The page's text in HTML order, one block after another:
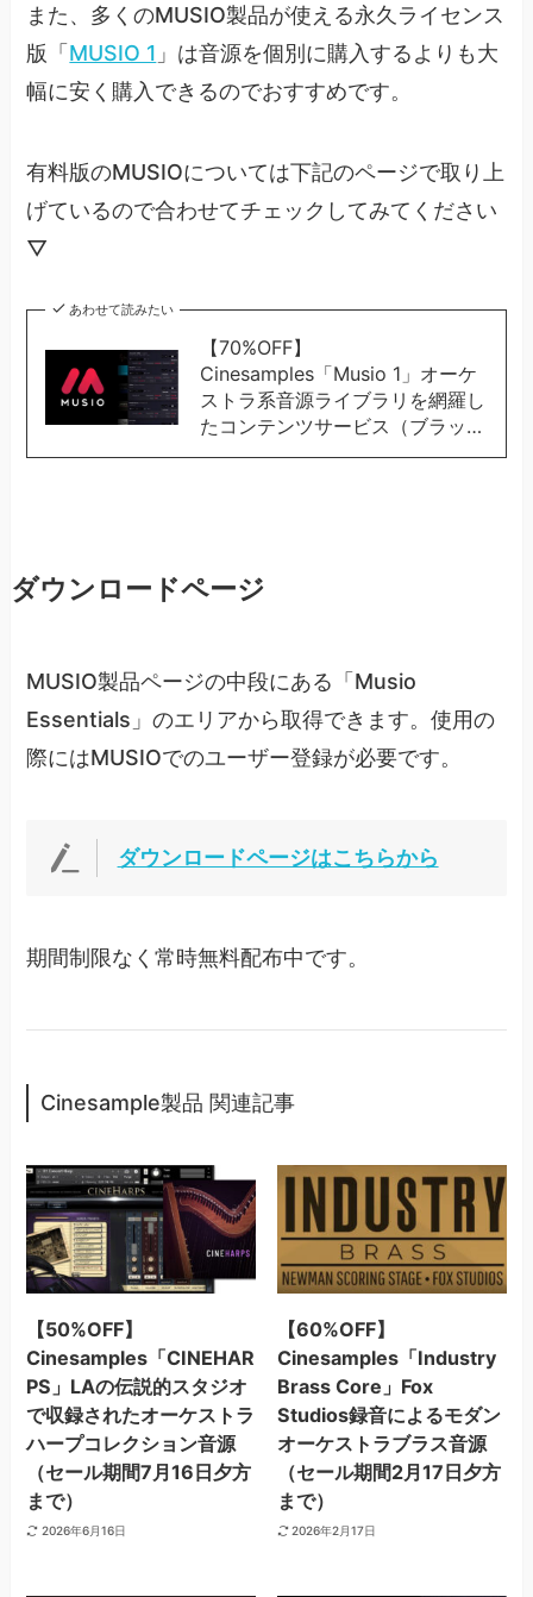
また、多くのMUSIO製品が使える永久ライセンス
版「MUSIO 1 」は音源を個別に購入するよりも大
幅に安く購入できるのでおすすめです。
有料版のMUSIOについては下記のページで取り上
げているので合わせてチェックしてみてください
▽
あわせて読みたい
【70%OFF】
Cinesamples「Musio 1」オーケ
ストラ系音源ライブラリを網羅し
たコンテンツサービス（ブラッ…
ダウンロードページ
MUSIO製品ページの中段にある「Musio
Essentials」のエリアから取得できます。使用の
際にはMUSIOでのユーザー登録が必要です。
ダウンロードページはこちらから
期間制限なく常時無料配布中です。
Cinesample製品 関連記事
【50%OFF】
Cinesamples「CINEHAR
PS」LAの伝説的スタジオ
で収録されたオーケストラ
ハープコレクション音源
（セール期間7月16日夕方
まで）
2026年6月16日
【60%OFF】
Cinesamples「Industry
Brass Core」Fox
Studios録音によるモダン
オーケストラブラス音源
（セール期間2月17日夕方
まで）
2026年2月17日